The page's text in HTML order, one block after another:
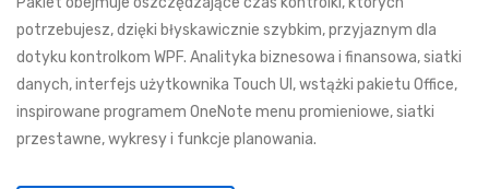
342,75 zł
do
17
432,91 zł
potrzebujesz, dzięki błyskawicznie szybkim, przyjaznym dla
dotyku kontrolkom WPF. Analityka biznesowa i finansowa, siatki
danych, interfejs użytkownika Touch UI, wstążki pakietu Office,
inspirowane programem OneNote menu promieniowe, siatki
przestawne, wykresy i funkcje planowania.